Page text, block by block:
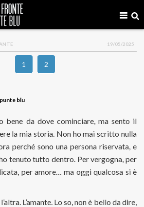
19/05/2025
1 2
blu
bene da dove cominciare, ma sento il
la mia storia. Non ho mai scritto nulla
perché sono una persona riservata, e
tenuto tutto dentro. Per vergogna, per
per amore… ma oggi qualcosa si è
L’amante. Lo so, non è bello da dire,